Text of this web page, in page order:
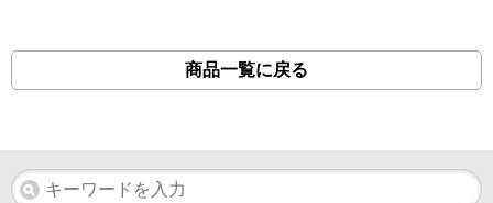
商品一覧に戻る